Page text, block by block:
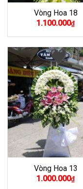
Vòng Hoa 18
1.100.000₫
Vòng Hoa 13
1.000.000₫